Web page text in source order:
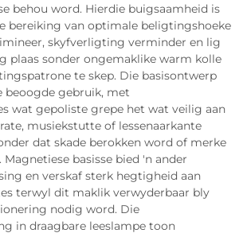
behou word. Hierdie buigsaamheid is
bereiking van optimale beligtingshoeke
skyfverligting verminder en lig
plaas sonder ongemaklike warm kolle
te skep. Die basisontwerp
beoogde gebruik, met
wat gepoliste grepe het wat veilig aan
musiekstutte of lessenaarkante
dat skade berokken word of merke
basisse bied 'n ander
en verskaf sterk hegtigheid aan
terwyl dit maklik verwyderbaar bly
nodig word. Die
in draagbare leeslampe toon